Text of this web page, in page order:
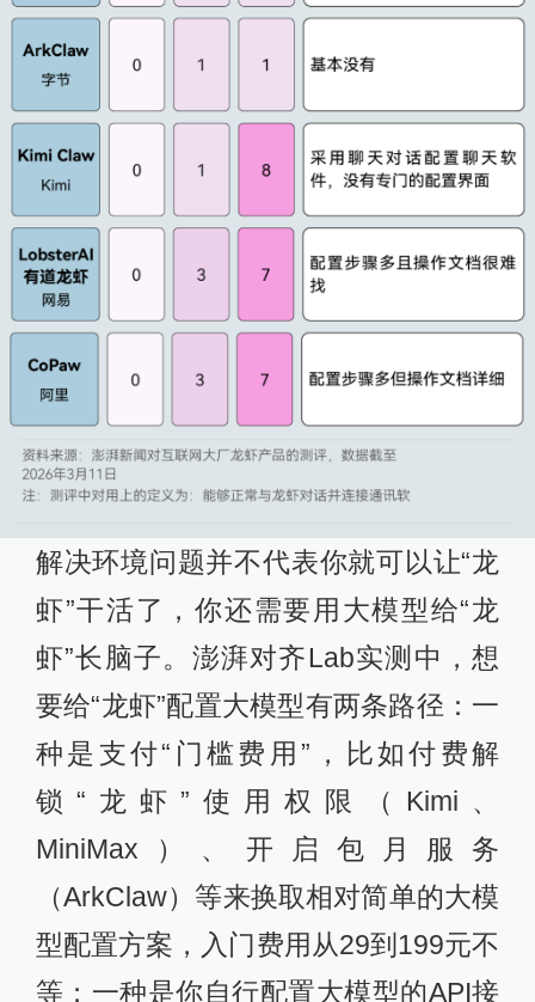
解决环境问题并不代表你就可以让“龙
虾”干活了，你还需要用大模型给“龙
虾”长脑子。澎湃对齐Lab实测中，想
要给“龙虾”配置大模型有两条路径：一
种是支付“门槛费用”，比如付费解
锁“龙虾”使用权限（Kimi、
MiniMax）、开启包月服务
（ArkClaw）等来换取相对简单的大模
型配置方案，入门费用从29到199元不
等；一种是你自行配置大模型的API接